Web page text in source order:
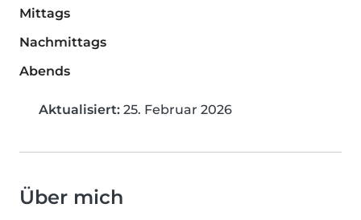
Mittags
Nachmittags
Abends
Aktualisiert: 25. Februar 2026
Über mich